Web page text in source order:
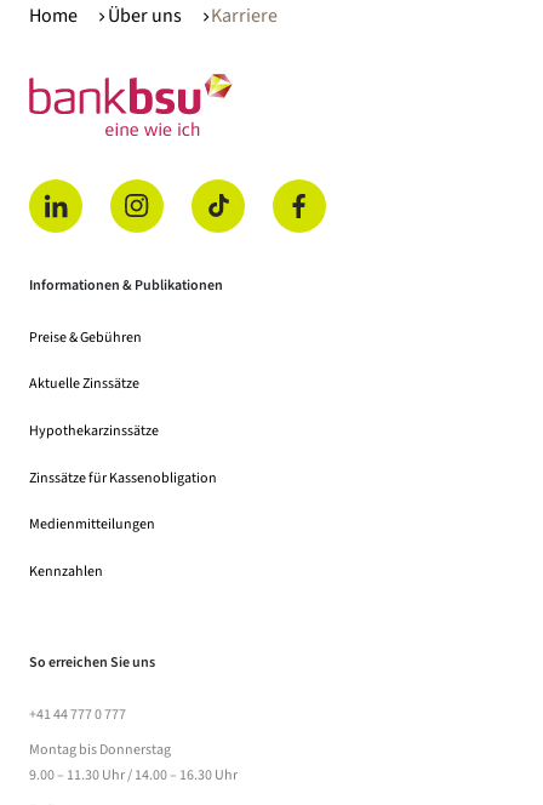
Home
Über uns Karriere
(öffnet in einem neuen Tab)
(öffnet in einem neuen Tab)
(öffnet in einem neuen Tab)
(öffnet in einem neuen Tab)
Informationen & Publikationen
Preise & Gebühren
Aktuelle Zinssätze
Hypothekarzinssätze
Zinssätze für Kassenobligation
Medienmitteilungen
Kennzahlen
So erreichen Sie uns
+41 44 777 0 777
Montag bis Donnerstag
9.00 – 11.30 Uhr / 14.00 – 16.30 Uhr